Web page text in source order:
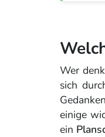
Wer
sich
einige
ein